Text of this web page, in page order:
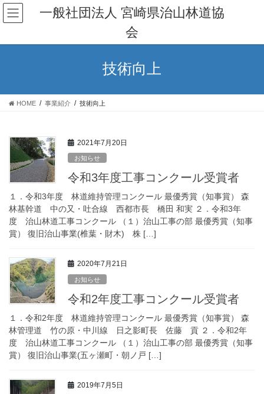
コ
ン
ン
ナ
ビ
ー
一般社団法人 宮崎県治山林道協
会
技術向上
HOME 事業紹介 技術向上
2021年7月20日
お知らせ
令和3年度工事コンクール受賞者
１．令和3年度 林道維持管理コンクール 最優秀賞（知事賞） 森
林基幹道 中の又・吐合線 西都市長 橋田 和実 ２．令和3年
度 治山林道工事コンクール （１）治山工事の部 最優秀賞（知事
賞） 復旧治山事業(椎葉・財木) 株 […]
2020年7月21日
お知らせ
令和2年度工事コンクール受賞者
１．令和2年度 林道維持管理コンクール 最優秀賞（知事賞） 森
林管理道 竹の原・中川線 日之影町長 佐藤 貢 ２．令和2年
度 治山林道工事コンクール （１）治山工事の部 最優秀賞（知事
賞） 復旧治山事業(五ヶ瀬町・朝ノ戸 […]
2019年7月5日